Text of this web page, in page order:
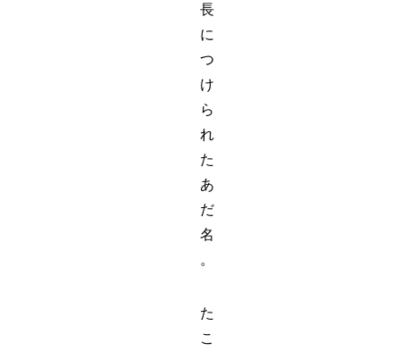
長
に
つ
け
ら
れ
た
あ
だ
名
。
た
こ